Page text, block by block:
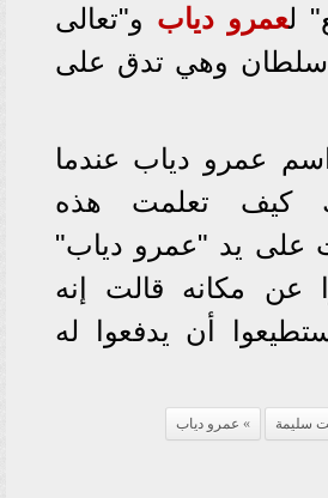
لعمرو دياب و"تعالى
سلطان وهي تدق على
عمرو دياب عندما
كيف تعلمت هذه
على يد "عمرو دياب"
عن مكانه قالت إنه
أن يدفعوا له
سليمة عمرو دياب